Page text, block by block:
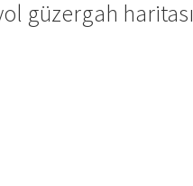
güzergah haritası